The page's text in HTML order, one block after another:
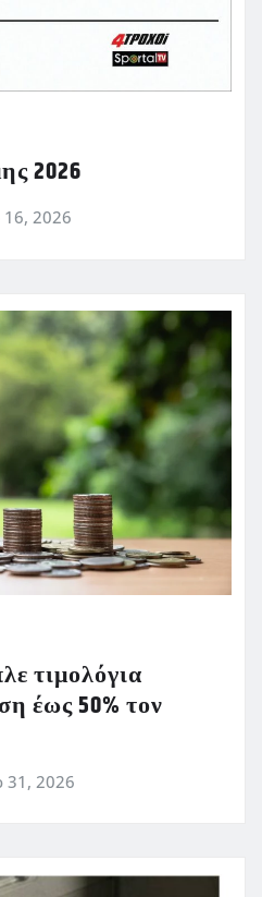
2026
2026
τιμολόγια
έως 50% τον
31, 2026